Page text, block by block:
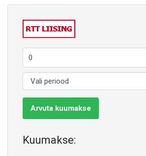
Arvuta kuumakse
Kuumakse: